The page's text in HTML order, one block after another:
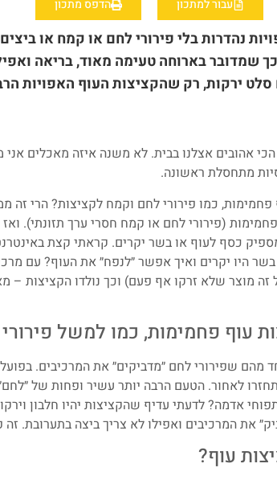
עבור למתכון הדפס מתכון
נהדרות בלי פירורי לחם או קמח או
שמדובר בארוחה טעימה מאוד, בריאה
ירקות, רק שהקציצות העוף האפויות
אהובים אצלנו בבית. לא משנה איזה מאכלים אני
מתחסלת ראשונה.
כמו פירורי לחם וקמח לקציצות? הרי זה
כסף לעוף או בשר יקרים. קראתי קצת
היו יקרים ואיך אפשר ״לנפח״ את העוף? עם
מוצר שלא זרקו אף פעם) וכך נולדו הקציצות –
עוף פחמימות, כמו למשל
מהם שפירורי לחם ״מדביקים״ את המרכיבים.
לאחור. הטעם הרבה יותר עשיר ופחות של
אדמה? לדעתי עדיף שהקציצות יהיו חלבון
את המרכיבים ואפילו לא צריך ביצה בתערובת.
עוף?